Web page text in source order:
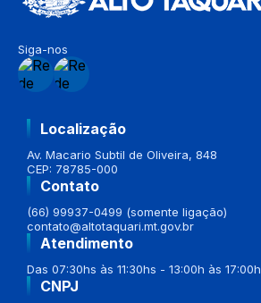
Siga-nos
Localização
Av. Macario Subtil de Oliveira, 848
CEP: 78785-000
Contato
(66) 99937-0499 (somente ligação)
contato@altotaquari.mt.gov.br
Atendimento
Das 07:30hs às 11:30hs - 13:00h às 17:00h
CNPJ